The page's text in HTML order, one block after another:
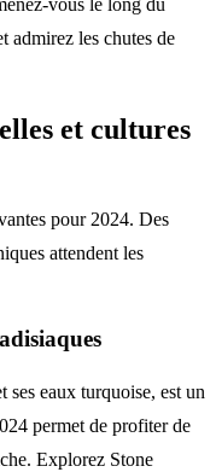
admirez les chutes de
et cultures
pour 2024. Des
attendent les
ses eaux turquoise, est un
permet de profiter de
Explorez Stone